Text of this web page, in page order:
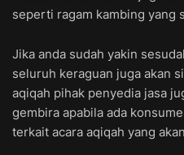
seperti ragam kambing yang
Jika anda sudah yakin
seluruh keraguan juga akan
aqiqah pihak penyedia jasa
gembira apabila ada
terkait acara aqiqah yang